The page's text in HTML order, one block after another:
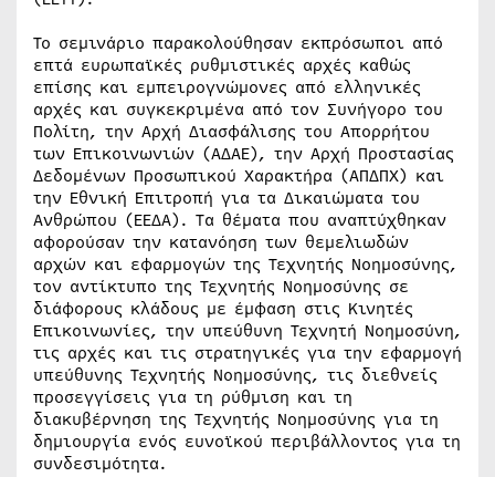
Το σεμινάριο παρακολούθησαν εκπρόσωποι από
επτά ευρωπαϊκές ρυθμιστικές αρχές καθώς
επίσης και εμπειρογνώμονες από ελληνικές
αρχές και συγκεκριμένα από τον Συνήγορο του
Πολίτη, την Αρχή Διασφάλισης του Απορρήτου
των Επικοινωνιών (ΑΔΑΕ), την Αρχή Προστασίας
Δεδομένων Προσωπικού Χαρακτήρα (ΑΠΔΠΧ) και
την Εθνική Επιτροπή για τα Δικαιώματα του
Ανθρώπου (ΕΕΔΑ). Τα θέματα που αναπτύχθηκαν
αφορούσαν την κατανόηση των θεμελιωδών
αρχών και εφαρμογών της Τεχνητής Νοημοσύνης,
τον αντίκτυπο της Τεχνητής Νοημοσύνης σε
διάφορους κλάδους με έμφαση στις Κινητές
Επικοινωνίες, την υπεύθυνη Τεχνητή Νοημοσύνη,
τις αρχές και τις στρατηγικές για την εφαρμογή
υπεύθυνης Τεχνητής Νοημοσύνης, τις διεθνείς
προσεγγίσεις για τη ρύθμιση και τη
διακυβέρνηση της Τεχνητής Νοημοσύνης για τη
δημιουργία ενός ευνοϊκού περιβάλλοντος για τη
συνδεσιμότητα.